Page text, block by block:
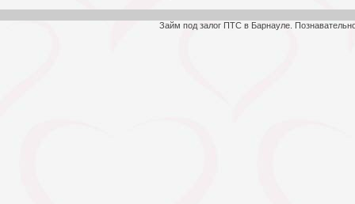
Займ под залог ПТС в Барнауле.